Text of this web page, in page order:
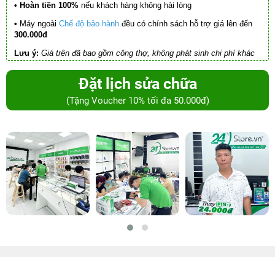
• Hoàn tiền 100% nếu khách hàng không hài lòng
• Máy ngoài Chế độ bảo hành đều có chính sách hỗ trợ giá lên đến
300.000đ
Lưu ý: Giá trên đã bao gồm công thợ, không phát sinh chi phí khác
Đặt lịch sửa chữa
(Tặng Voucher 10% tối đa 50.000đ)